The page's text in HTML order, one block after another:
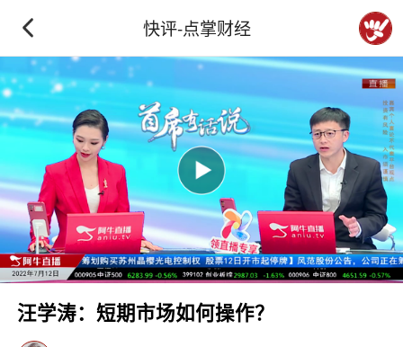
快评-点掌财经
汪学涛：短期市场如何操作？